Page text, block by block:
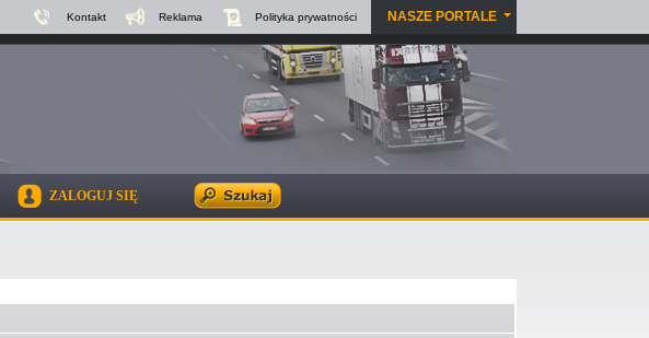
Kontakt Reklama Polityka prywatności NASZE PORTALE
ZALOGUJ SIĘ